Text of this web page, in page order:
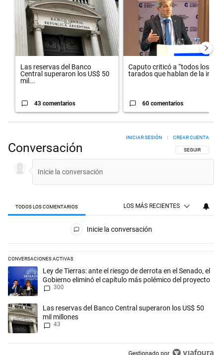
Las reservas del Banco
Central superaron los US$ 50
mil...
43 comentarios
Caputo criticó a “todos los
tarados que hablan de la in...
60 comentarios
Conversación SIGA ESTA
SEGUIR
INICIAR SESIÓN CREAR CUENTA
TODOS LOS COMENTARIOS LOS MÁS RECIENTES
Todos los comentarios
Inicie la conversación
CONVERSACIONES ACTIVAS
Este listado muestra los artículos con más comentarios en los
Un artículo de tendencia con el título "Ley de Tierras: ante el riesgo
Ley de Tierras: ante el riesgo de derrota en el Senado, el
Gobierno eliminó el capítulo más polémico del proyecto
300
Un artículo de tendencia con el título "Las reservas del Banco Central
Las reservas del Banco Central superaron los US$ 50
mil millones
43
Gestionado por